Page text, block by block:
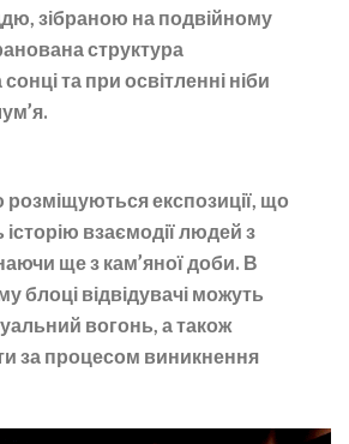
зібраною на подвійному
структура
та при освітленні ніби
розміщуються експозиції, що
взаємодії людей з
ще з кам’яної доби. В
блоці відвідувачі можуть
вогонь, а також
за процесом виникнення